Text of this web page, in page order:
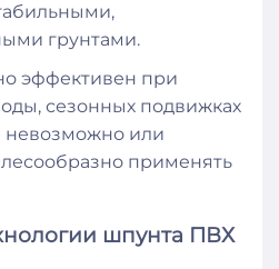
грунтами.
эффективен при
сезонных подвижках
невозможно или
применять
шпунта ПВХ